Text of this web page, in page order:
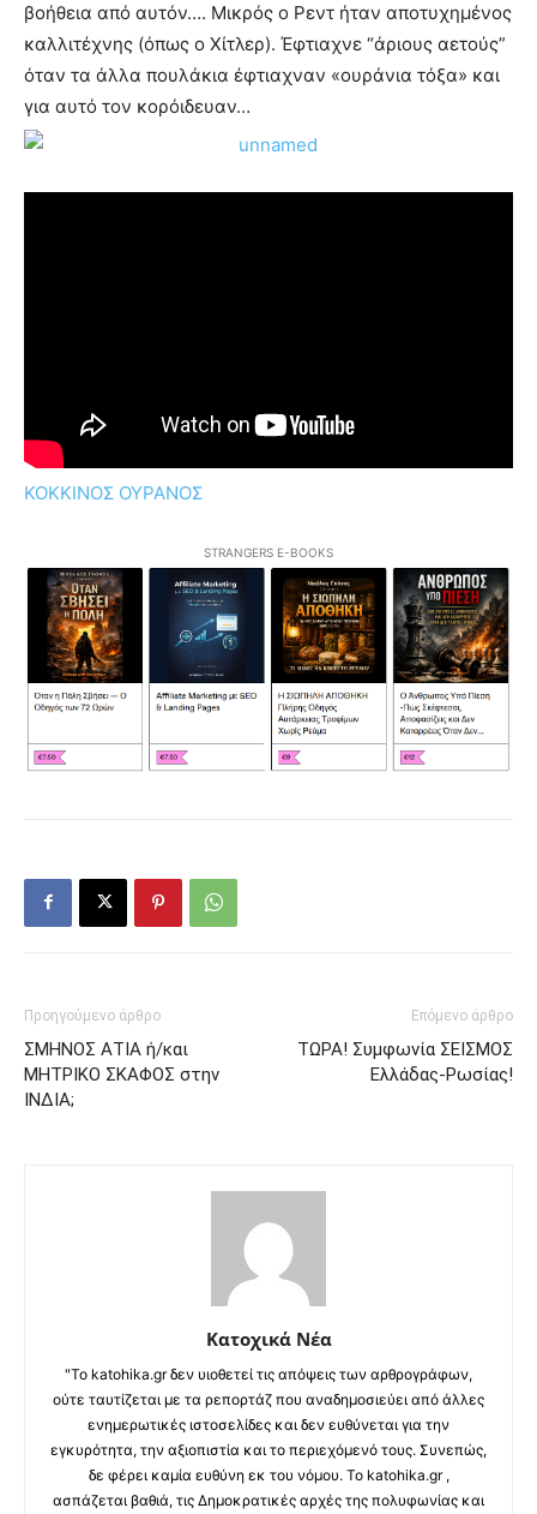
βοήθεια από αυτόν…. Μικρός ο Ρεντ ήταν αποτυχημένος
καλλιτέχνης (όπως ο Χίτλερ). Έφτιαχνε “άριους αετούς”
όταν τα άλλα πουλάκια έφτιαχναν «ουράνια τόξα» και
για αυτό τον κορόιδευαν…
ΚΟΚΚΙΝΟΣ ΟΥΡΑΝΟΣ
STRANGERS E-BOOKS
Προηγούμενο άρθρο
ΣΜΗΝΟΣ ΑΤΙΑ ή/και
ΜΗΤΡΙΚΟ ΣΚΑΦΟΣ στην
ΙΝΔΙΑ;
Επόμενο άρθρο
ΤΩΡΑ! Συμφωνία ΣΕΙΣΜΟΣ
Ελλάδας-Ρωσίας!
Κατοχικά Νέα
"Το katohika.gr δεν υιοθετεί τις απόψεις των αρθρογράφων,
ούτε ταυτίζεται με τα ρεπορτάζ που αναδημοσιεύει από άλλες
ενημερωτικές ιστοσελίδες και δεν ευθύνεται για την
εγκυρότητα, την αξιοπιστία και το περιεχόμενό τους. Συνεπώς,
δε φέρει καμία ευθύνη εκ του νόμου. Το katohika.gr ,
ασπάζεται βαθιά, τις Δημοκρατικές αρχές της πολυφωνίας και